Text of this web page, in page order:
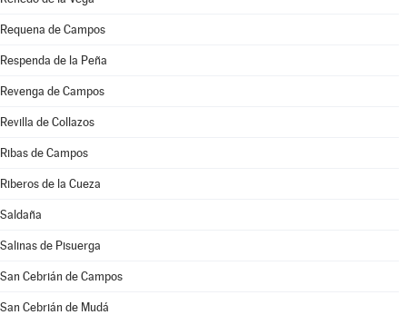
Requena de Campos
Respenda de la Peña
Revenga de Campos
Revilla de Collazos
Ribas de Campos
Riberos de la Cueza
Saldaña
Salinas de Pisuerga
San Cebrián de Campos
San Cebrián de Mudá